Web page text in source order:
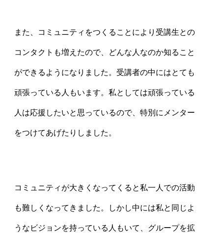
また、コミュニティをつくることにより受講生との
コンタクトも増えたので、どんな人なのか知ること
ができるようになりました。受講者の中にはとても
頑張っている人もいます。私としては頑張っている
人は応援したいと思っているので、特別にメンター
をつけてあげたりしました。
コミュニティが大きくなってくると私一人での活動
も難しくなってきました。しかし中には私と同じよ
うなビジョンを持っている人もいて、グループを拡